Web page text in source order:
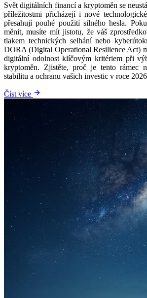
Svět digitálních financí a kryptoměn se
příležitostmi přicházejí i nové
přesahují pouhé použití silného hesla.
měnit, musíte mít jistotu, že váš
tlakem technických selhání nebo
DORA (Digital Operational Resilience Act)
digitální odolnost klíčovým kritériem při
kryptoměn. Zjistěte, proč je tento rámec
stabilitu a ochranu vašich investic v roce
Číst více